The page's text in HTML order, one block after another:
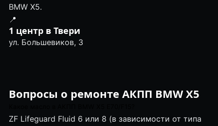
BMW X5.
📍
1 центр в Твери
ул. Большевиков, 3
Вопросы о ремонте АКПП BMW X5
ZF Lifeguard Fluid 6 или 8 (в зависимости от типа